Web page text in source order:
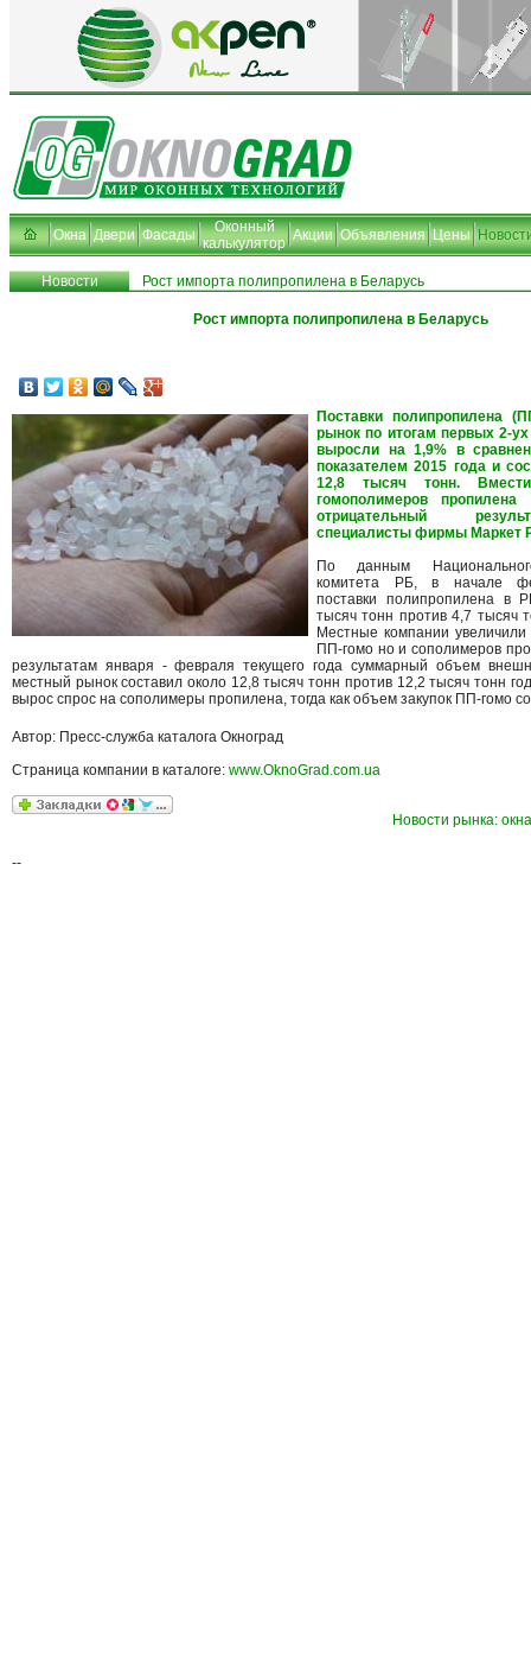
Окна Двери Фасады
Оконный
калькулятор Акции Объявления Цены
Новости Рост импорта полипропилена в Беларусь
Рост импорта полипропилена в Беларусь
Поставки полипропилена
рынок по итогам первых 2-
выросли на 1,9% в
показателем 2015 года и
12,8 тысяч тонн.
гомополимеров пропилена
отрицательный
специалисты фирмы Маркет
По данным Национального
комитета РБ, в начале
поставки полипропилена в
тысяч тонн против 4,7 тысяч
Местные компании увеличили
ПП-гомо но и сополимеров
результатам января - февраля текущего года суммарный объем
местный рынок составил около 12,8 тысяч тонн против 12,2 тысяч тонн
вырос спрос на сополимеры пропилена, тогда как объем закупок ПП-гомо
Автор: Пресс-служба каталога Окноград
Страница компании в каталоге: www.OknoGrad.com.ua
Новости рынка:
--